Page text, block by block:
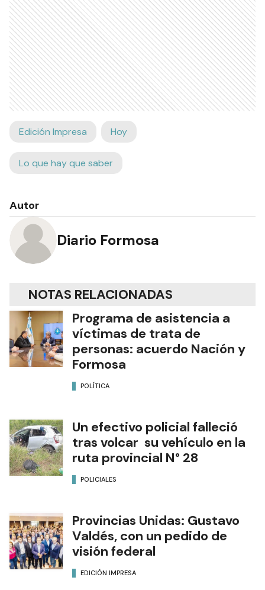
Edición Impresa Hoy
Lo que hay que saber
Autor
Diario Formosa
NOTAS RELACIONADAS
Programa de asistencia a
víctimas de trata de
personas: acuerdo Nación y
Formosa
POLÍTICA
Un efectivo policial falleció
tras volcar su vehículo en la
ruta provincial N° 28
POLICIALES
Provincias Unidas: Gustavo
Valdés, con un pedido de
visión federal
EDICIÓN IMPRESA